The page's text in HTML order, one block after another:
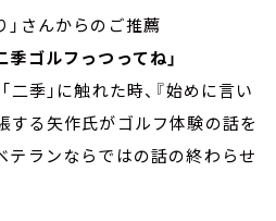
さんからのご推薦
ゴルフっつってね」
二季」に触れた時、『始めに言い
する矢作氏がゴルフ体験の話を
テランならではの話の終わらせ